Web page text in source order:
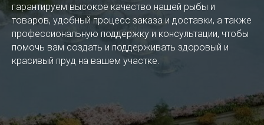
гарантируем высокое качество нашей рыбы и
товаров, удобный процесс заказа и доставки, а также
профессиональную поддержку и консультации, чтобы
помочь вам создать и поддерживать здоровый и
красивый пруд на вашем участке.